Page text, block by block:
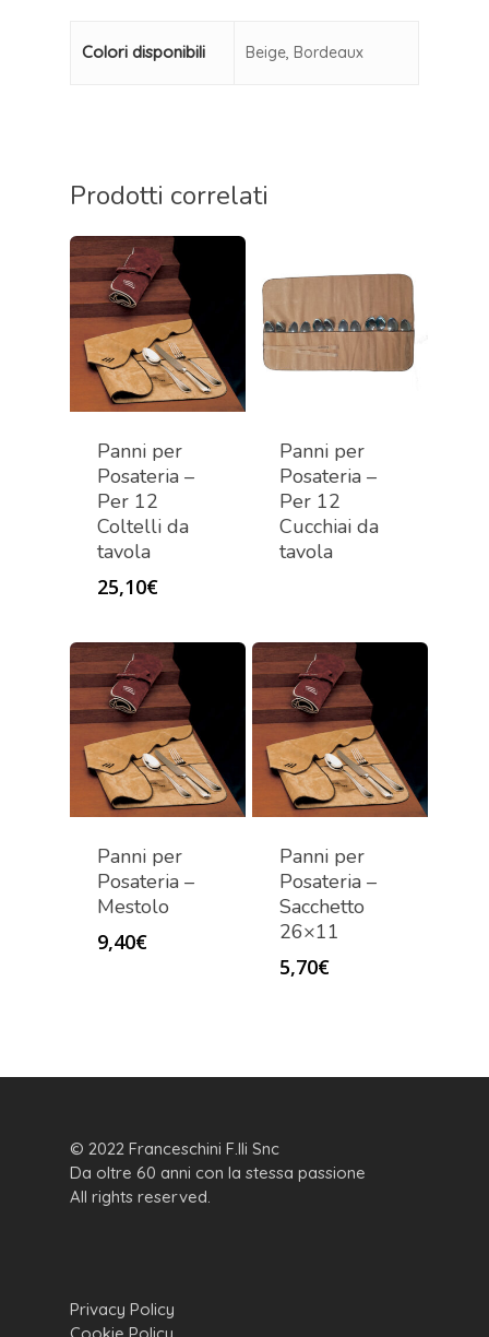
Colori disponibili Beige, Bordeaux
Prodotti correlati
Panni per
Posateria –
Per 12
Coltelli da
tavola
25,10€
Panni per
Posateria –
Per 12
Cucchiai da
tavola
Panni per
Posateria –
Mestolo
9,40€
Panni per
Posateria –
Sacchetto
26×11
5,70€
© 2022 Franceschini F.lli Snc
Da oltre 60 anni con la stessa passione
All rights reserved.
Privacy Policy